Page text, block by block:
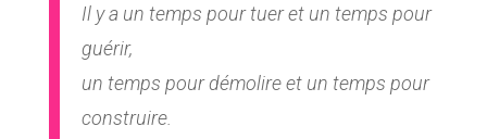
Il y a un temps pour tuer et un temps pour
guérir,
un temps pour démolire et un temps pour
construire.